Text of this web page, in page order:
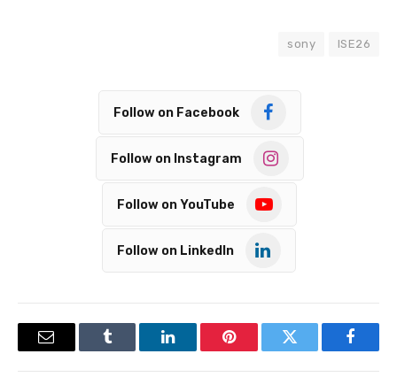
ISE26
sony
Follow on Facebook
Follow on Instagram
Follow on YouTube
Follow on LinkedIn
Facebook
Twitter
Pinterest
LinkedIn
Tumblr
Email